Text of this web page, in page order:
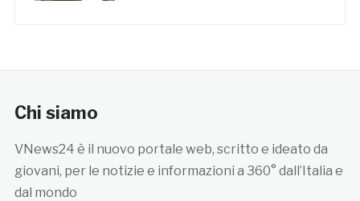
Chi siamo
VNews24 è il nuovo portale web, scritto e ideato da
giovani, per le notizie e informazioni a 360° dall’Italia e
dal mondo